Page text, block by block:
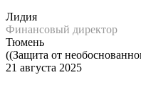
Лидия
Финансовый директор
Тюмень
((Защита от
21 августа 2025